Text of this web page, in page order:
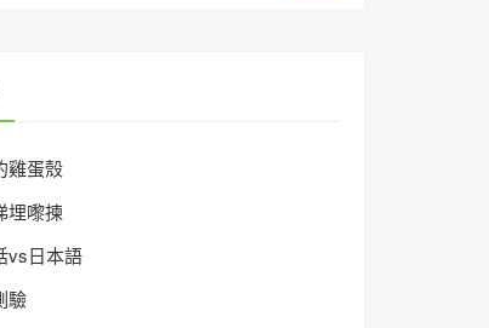
雞蛋殼
埋嚟揀
vs日本語
驗